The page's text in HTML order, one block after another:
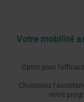
Votre mobilité
Optez pour
Choisissez
notre